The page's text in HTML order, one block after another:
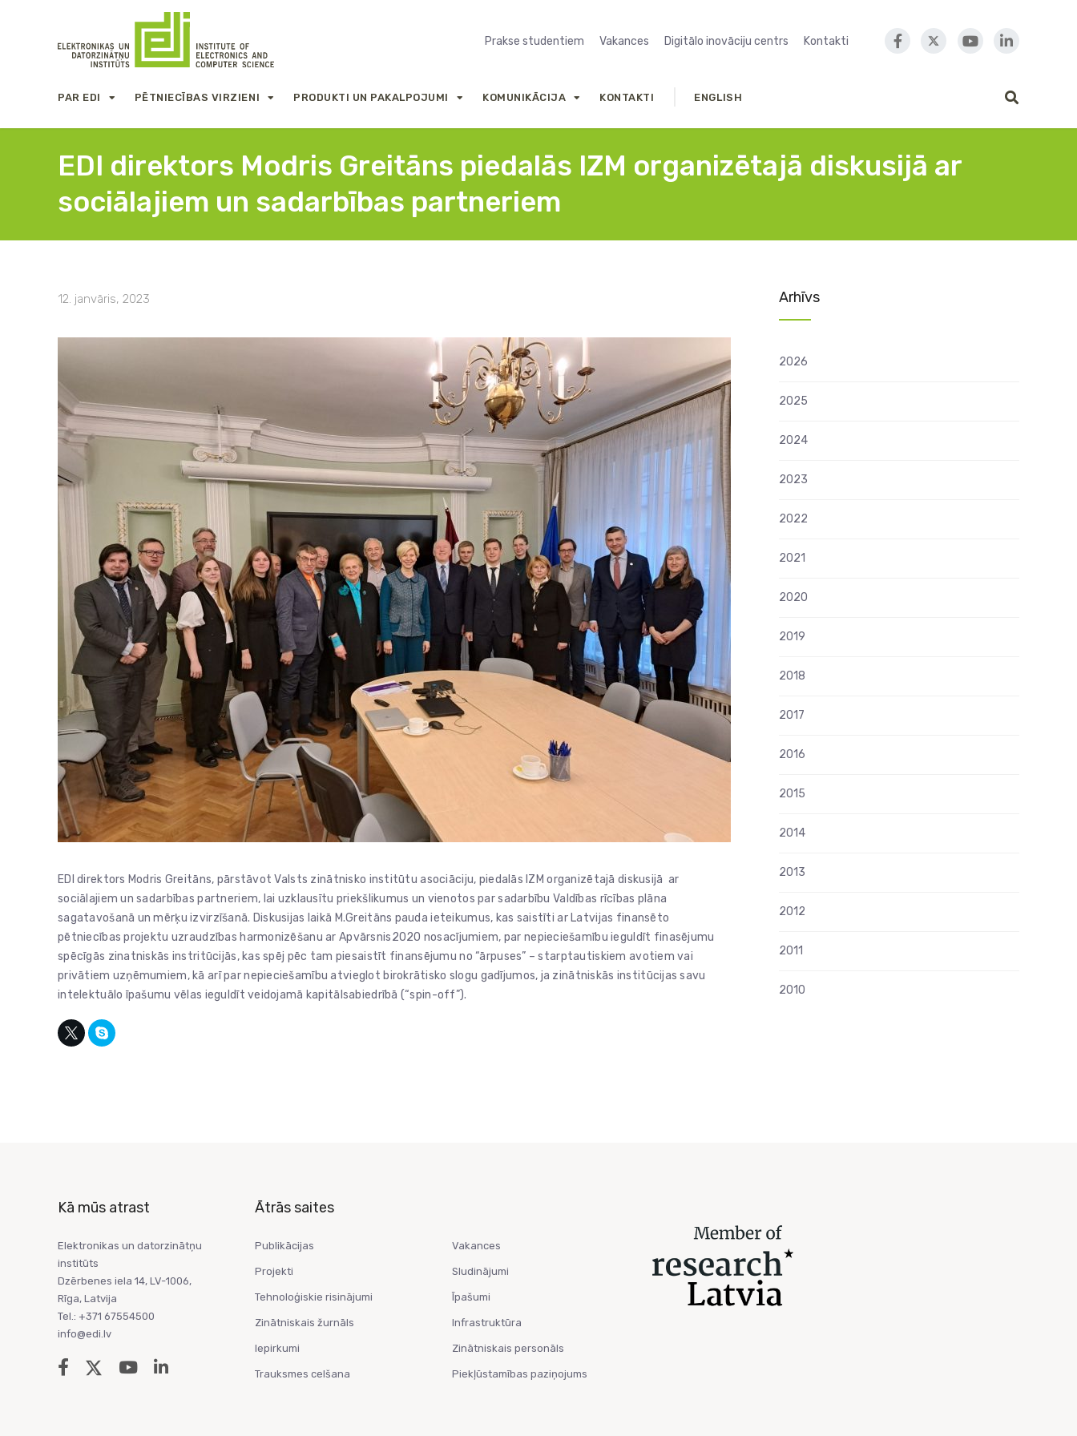
Prakse studentiem Vakances Digitālo inovāciju centrs Kontakti
PAR EDI PĒTNIECĪBAS VIRZIENI PRODUKTI UN PAKALPOJUMI KOMUNIKĀCIJA KONTAKTI ENGLISH
EDI direktors Modris Greitāns piedalās IZM organizētajā diskusijā ar
sociālajiem un sadarbības partneriem
12. janvāris, 2023
EDI direktors Modris Greitāns, pārstāvot Valsts zinātnisko institūtu asociāciju, piedalās IZM organizētajā diskusijā ar
sociālajiem un sadarbības partneriem, lai uzklausītu priekšlikumus un vienotos par sadarbību Valdības rīcības plāna
sagatavošanā un mērķu izvirzīšanā. Diskusijas laikā M.Greitāns pauda ieteikumus, kas saistīti ar Latvijas finansēto
pētniecības projektu uzraudzības harmonizēšanu ar Apvārsnis2020 nosacījumiem, par nepieciešamību ieguldīt finasējumu
spēcīgās zinatniskās instritūcijās, kas spēj pēc tam piesaistīt finansējumu no “ārpuses” – starptautiskiem avotiem vai
privātiem uzņēmumiem, kā arī par nepieciešamību atvieglot birokrātisko slogu gadījumos, ja zinātniskās institūcijas savu
intelektuālo īpašumu vēlas ieguldīt veidojamā kapitālsabiedrībā (“spin-off”).
Arhīvs
2026
2025
2024
2023
2022
2021
2020
2019
2018
2017
2016
2015
2014
2013
2012
2011
2010
Kā mūs atrast
Elektronikas un datorzinātņu
institūts
Dzērbenes iela 14, LV-1006,
Rīga, Latvija
Tel.: +371 67554500
info@edi.lv
Ātrās saites
Publikācijas
Projekti
Tehnoloģiskie risinājumi
Zinātniskais žurnāls
Iepirkumi
Trauksmes celšana
Vakances
Sludinājumi
Īpašumi
Infrastruktūra
Zinātniskais personāls
Piekļūstamības paziņojums